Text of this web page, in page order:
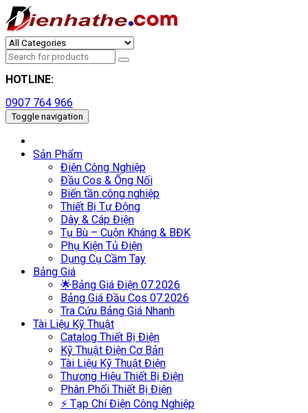
HOTLINE:
0907 764 966
Toggle navigation
Sản Phẩm
Điện Công Nghiệp
Đầu Cos & Ống Nối
Biến tần công nghiệp
Thiết Bị Tự Động
Dây & Cáp Điện
Tụ Bù – Cuộn Kháng & BĐK
Phụ Kiện Tủ Điện
Dụng Cụ Cầm Tay
Bảng Giá
🌟Bảng Giá Điện 07.2026
Bảng Giá Đầu Cos 07.2026
Tra Cứu Bảng Giá Nhanh
Tài Liệu Kỹ Thuật
Catalog Thiết Bị Điện
Kỹ Thuật Điện Cơ Bản
Tài Liệu Kỹ Thuật Điện
Thương Hiệu Thiết Bị Điện
Phân Phối Thiết Bị Điện
⚡ Tạp Chí Điện Công Nghiệp